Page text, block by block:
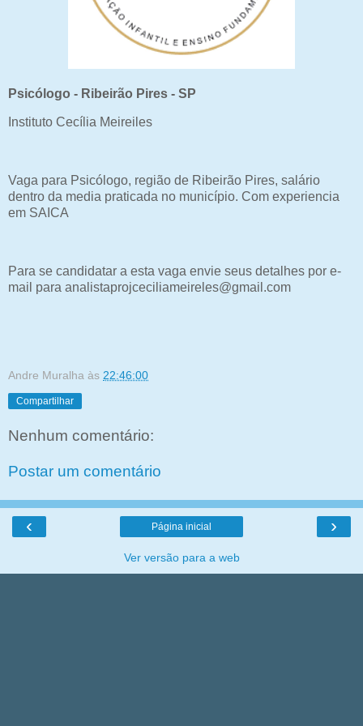
Psicólogo - Ribeirão Pires - SP
Instituto Cecília Meireiles
Vaga para Psicólogo, região de Ribeirão Pires, salário
dentro da media praticada no município. Com experiencia
em SAICA
Para se candidatar a esta vaga envie seus detalhes por e-
mail para analistaprojceciliameireles@gmail.com
Andre Muralha às 22:46:00
Compartilhar
Nenhum comentário:
Postar um comentário
‹ ›
Página inicial
Ver versão para a web